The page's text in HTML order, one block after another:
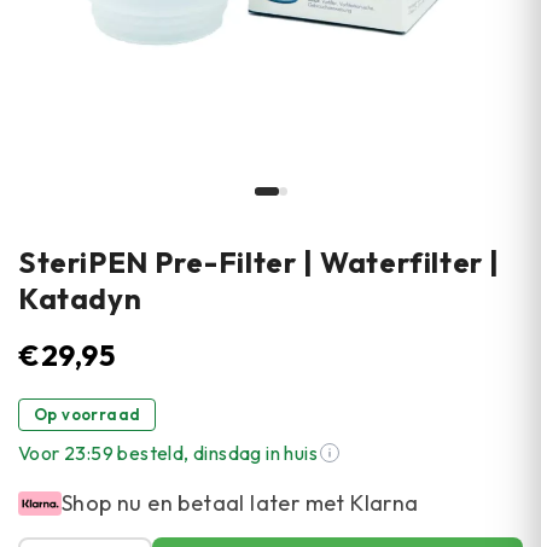
SteriPEN Pre-Filter | Waterfilter |
Katadyn
€29,95
Op voorraad
Voor 23:59 besteld, dinsdag in huis
Shop nu en betaal later met Klarna